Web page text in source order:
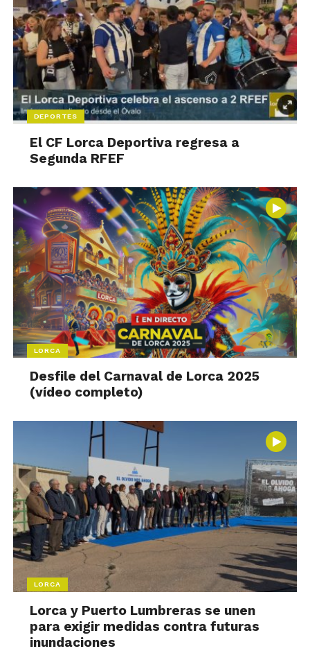
DEPORTES
El CF Lorca Deportiva regresa a
Segunda RFEF
LORCA
Desfile del Carnaval de Lorca 2025
(vídeo completo)
LORCA
Lorca y Puerto Lumbreras se unen
para exigir medidas contra futuras
inundaciones